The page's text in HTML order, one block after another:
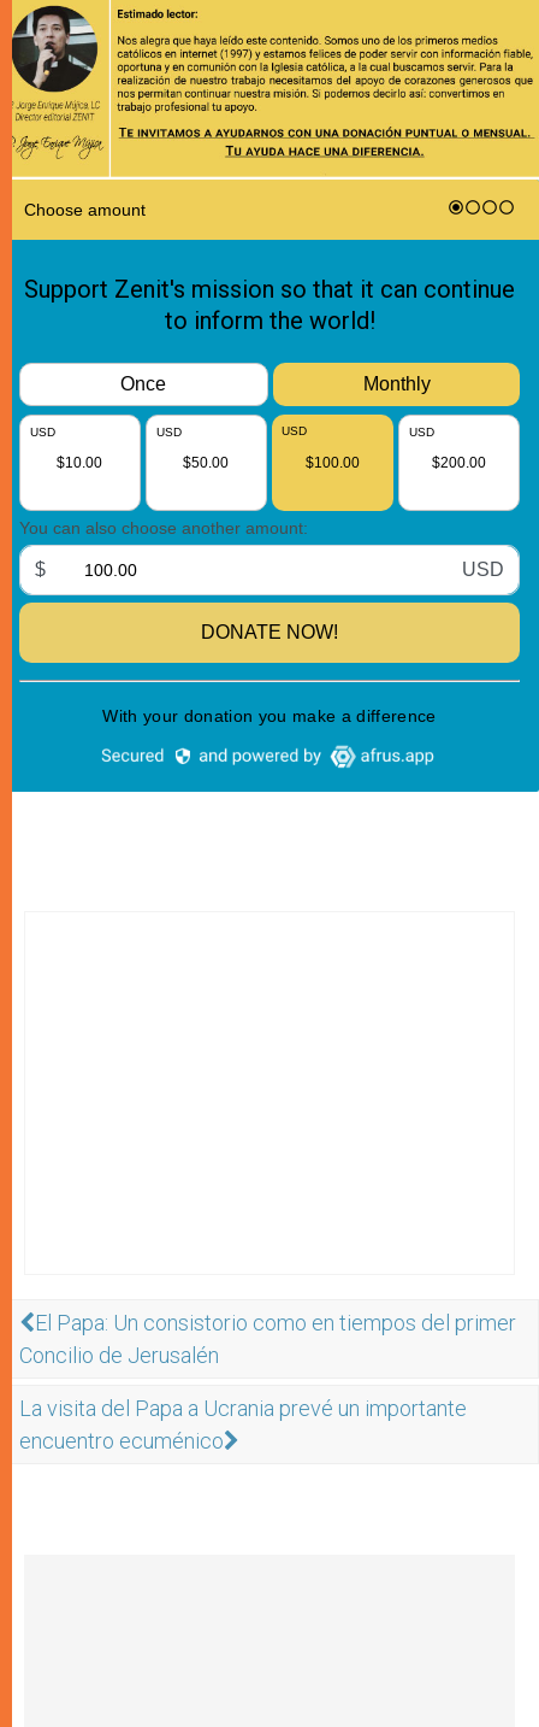
El Papa: Un consistorio como en tiempos del primer
Concilio de Jerusalén
La visita del Papa a Ucrania prevé un importante
encuentro ecuménico